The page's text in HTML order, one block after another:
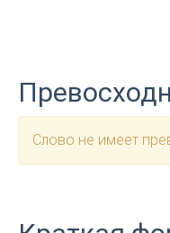
Слово не имеет